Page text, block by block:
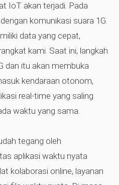
IoT akan terjadi. Pada
komunikasi suara 1G.
data yang cepat,
kami. Saat ini, langkah
dan itu akan membuka
kendaraan otonom,
real-time yang saling
waktu yang sama.
tegang oleh
aplikasi waktu nyata
kolaborasi online, layanan